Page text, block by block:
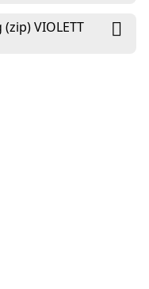
VIOLETT